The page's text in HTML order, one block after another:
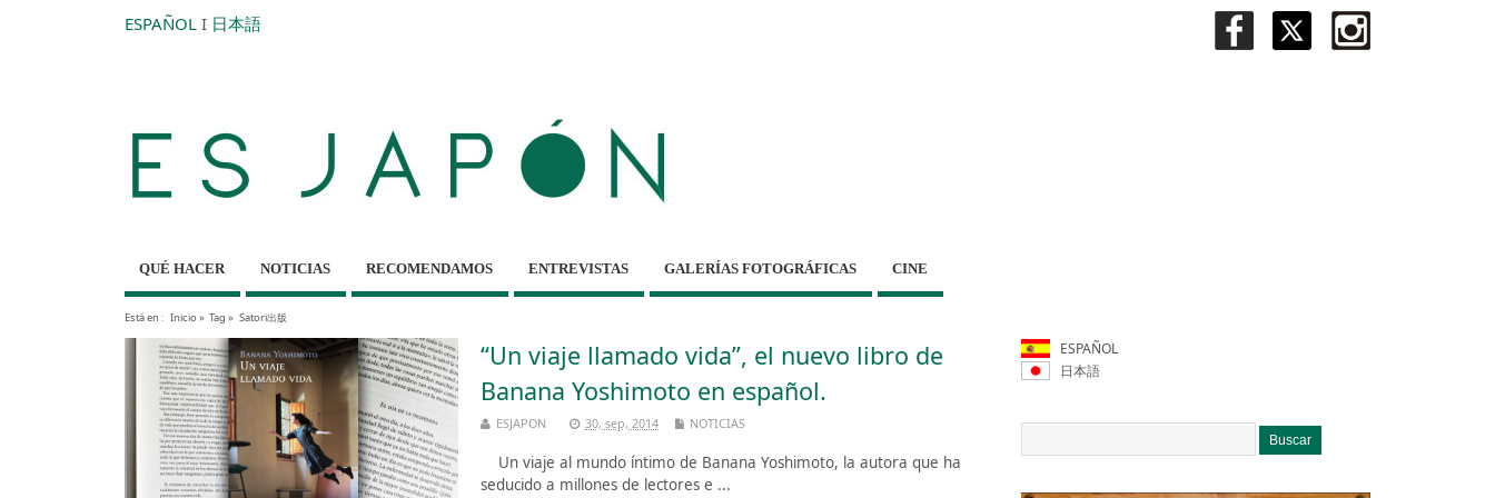
ESPAÑOL I 日本語
QUÉ HACER NOTICIAS RECOMENDAMOS ENTREVISTAS GALERÍAS FOTOGRÁFICAS CINE
Está en : Inicio» Tag » Satori出版
“Un viaje llamado vida”, el nuevo libro de
Banana Yoshimoto en español.
ESJAPON 30, sep, 2014 NOTICIAS
Un viaje al mundo íntimo de Banana Yoshimoto, la autora que ha
seducido a millones de lectores e ...
ESPAÑOL
日本語